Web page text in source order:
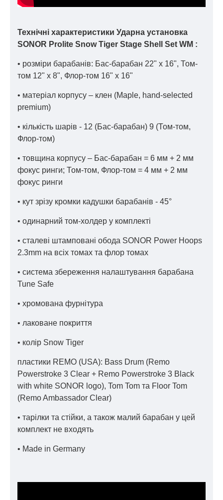
Технічні характеристики Ударна установка
SONOR Prolite Snow Tiger Stage Shell Set WM :
• розміри барабанів: Бас-барабан 22" x 16", Том-
том 12" x 8", Флор-том 16" x 16"
• матеріал корпусу – клен (Maple, hand-selected
premium)
• кількість шарів - 12 (Бас-барабан) 9 (Том-том,
Флор-том)
• товщина корпусу – Бас-барабан = 6 мм + 2 мм
фокус ринги; Том-том, Флор-том = 4 мм + 2 мм
фокус ринги
• кут зрізу кромки кадушки барабанів - 45°
• одинарний том-холдер у комплекті
• сталеві штамповані обода SONOR Power Hoops
2.3mm на всіх томах та флор томах
• система збереження налаштування барабана
Tune Safe
• хромована фурнітура
• лаковане покриття
• колір Snow Tiger
пластики REMO (USA): Bass Drum (Remo
Powerstroke 3 Clear + Remo Powerstroke 3 Black
with white SONOR logo), Tom Tom та Floor Tom
(Remo Ambassador Clear)
• тарілки та стійки, а також малий барабан у цей
комплект не входять
• Made in Germany